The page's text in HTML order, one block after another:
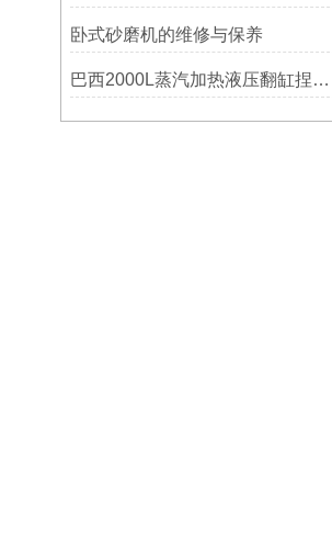
卧式砂磨机的维修与保养
巴西2000L蒸汽加热液压翻缸捏合机